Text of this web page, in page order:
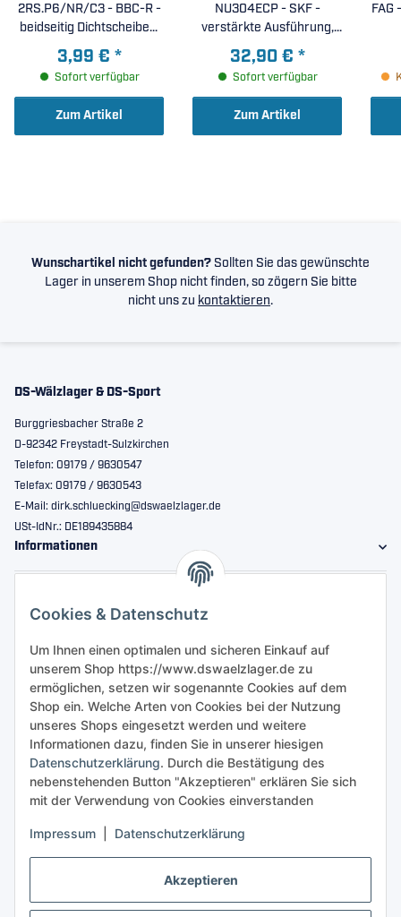
Akzeptieren
Cookies & Datenschutz
Um Ihnen einen optimalen und sicheren Einkauf auf
unserem Shop https://www.dswaelzlager.de zu
ermöglichen, setzen wir sogenannte Cookies auf dem
Shop ein. Welche Arten von Cookies bei der Nutzung
unseres Shops eingesetzt werden und weitere
Informationen dazu, finden Sie in unserer hiesigen
Datenschutzerklärung. Durch die Bestätigung des
nebenstehenden Button "Akzeptieren" erklären Sie sich
mit der Verwendung von Cookies einverstanden
Impressum Datenschutzerklärung
2RS.P6/NR/C3 - BBC-R -
beidseitig Dichtscheiben,
erhöhte Laufgenauigkeit
P6, Nut + Sprengring im
Außenring, erhöhte
radiale Lagerluft C3 (
20x52x15mm )
3,99 € *
Sofort verfügbar
Zum Artikel
NU304ECP - SKF -
verstärkte Ausführung,
Massiv-Fensterkäfig aus
glasfaserverstärktem
Polyamid PA66 (
20x52x15mm )
32,90 € *
Sofort verfügbar
Zum Artikel
Wunschartikel nicht gefunden? Sollten Sie das gewünschte
Lager in unserem Shop nicht finden, so zögern Sie bitte
nicht uns zu kontaktieren.
DS-Wälzlager & DS-Sport
Burggriesbacher Straße 2
D-92342 Freystadt-Sulzkirchen
Telefon: 09179 / 9630547
Telefax: 09179 / 9630543
E-Mail: dirk.schluecking@dswaelzlager.de
USt-IdNr.: DE189435884
Informationen
Sicher bestellen